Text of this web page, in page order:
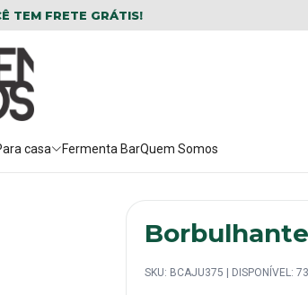
TEM FRETE GRÁTIS!
casa Fermenta BarQuem Somos
SKU: BCAJU375 | DISPONÍVEL: